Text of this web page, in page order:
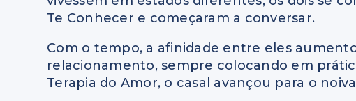
Te Conhecer e começaram a conversar.
Com o tempo, a afinidade entre eles
relacionamento, sempre colocando em
Terapia do Amor, o casal avançou para o